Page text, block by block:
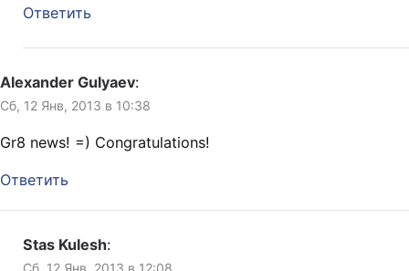
Ответить
Alexander Gulyaev:
Сб, 12 Янв, 2013 в 10:38
Gr8 news! =) Congratulations!
Ответить
Stas Kulesh:
Сб, 12 Янв, 2013 в 12:08